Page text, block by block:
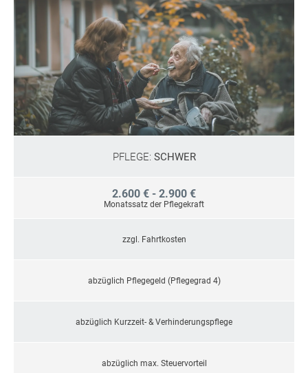
PFLEGE: SCHWER
2.600 € - 2.900 €
Monatssatz der Pflegekraft
zzgl. Fahrtkosten
abzüglich Pflegegeld (Pflegegrad 4)
abzüglich Kurzzeit- & Verhinderungspflege
abzüglich max. Steuervorteil